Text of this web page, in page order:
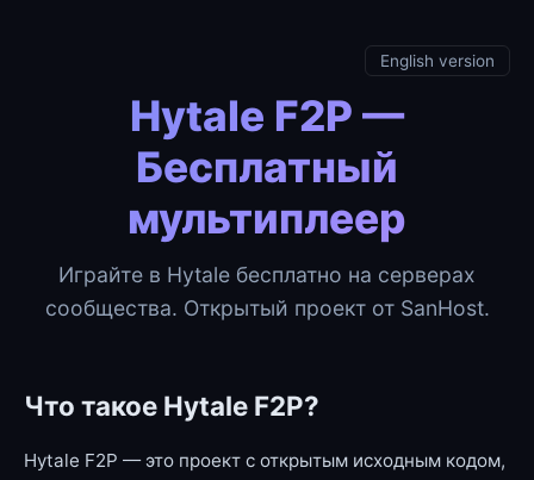
English version
Hytale F2P —
Бесплатный
мультиплеер
Играйте в Hytale бесплатно на серверах
сообщества. Открытый проект от SanHost.
Что такое Hytale F2P?
Hytale F2P — это проект с открытым исходным кодом,